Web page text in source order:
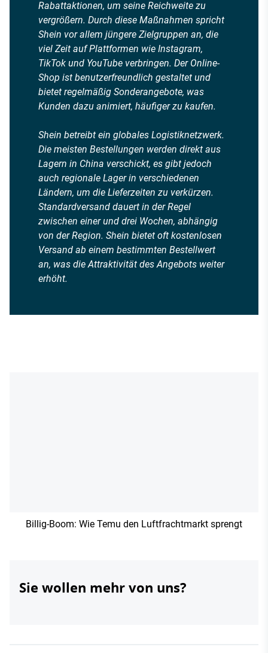
Rabattaktionen, um seine Reichweite zu
vergrößern. Durch diese Maßnahmen spricht
Shein vor allem jüngere Zielgruppen an, die
viel Zeit auf Plattformen wie Instagram,
TikTok und YouTube verbringen. Der Online-
Shop ist benutzerfreundlich gestaltet und
bietet regelmäßig Sonderangebote, was
Kunden dazu animiert, häufiger zu kaufen.
Shein betreibt ein globales Logistiknetzwerk.
Die meisten Bestellungen werden direkt aus
Lagern in China verschickt, es gibt jedoch
auch regionale Lager in verschiedenen
Ländern, um die Lieferzeiten zu verkürzen.
Standardversand dauert in der Regel
zwischen einer und drei Wochen, abhängig
von der Region. Shein bietet oft kostenlosen
Versand ab einem bestimmten Bestellwert
an, was die Attraktivität des Angebots weiter
erhöht.
Billig-Boom: Wie Temu den Luftfrachtmarkt sprengt
Sie wollen mehr von uns?